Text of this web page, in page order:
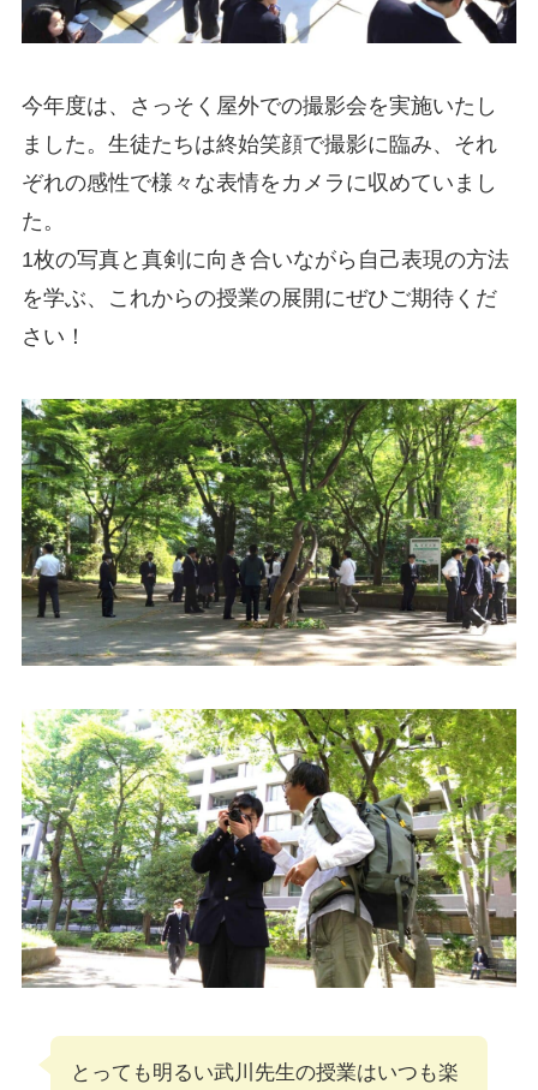
今年度は、さっそく屋外での撮影会を実施いたし
ました。生徒たちは終始笑顔で撮影に臨み、それ
ぞれの感性で様々な表情をカメラに収めていまし
た。
1枚の写真と真剣に向き合いながら自己表現の方法
を学ぶ、これからの授業の展開にぜひご期待くだ
さい！
とっても明るい武川先生の授業はいつも楽